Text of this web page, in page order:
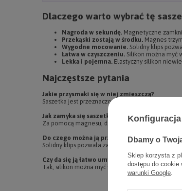
Dlaczego warto wybrać tę
Nagroda w sekundę. Magnetyczne
Przekąski zostają w środku. Magnes
Wygodne mocowanie. Solidny klips
Łatwa w czyszczeniu. Silikon można myć
Lekka i pojemna. Elastyczny silikon
Najczęstsze pytania
Jakie przysmaki się w niej zmieszczą?
Saszetka jest przeznaczona na smaczki suche i
Jak zamyka się saszetka?
Za pomocą magnesu, dzięki któremu przekąski
Do czego można ją przypiąć?
Solidny klips pozwala zamocować ją na przykład
Czy da się ją łatwo umyć?
Tak, silikon można myć w zmywarce. Więcej
Dbamy o
Sklep korzysta z
dostępu do cookie
warunki Google